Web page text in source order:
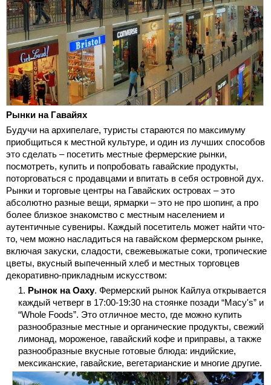
Рынки на Гавайях
Будучи на архипелаге, туристы стараются по максимуму
приобщиться к местной культуре, и один из лучших способов
это сделать – посетить местные фермерские рынки,
посмотреть, купить и попробовать гавайские продукты,
поторговаться с продавцами и впитать в себя островной дух.
Рынки и торговые центры на Гавайских островах – это
абсолютно разные вещи, ярмарки – это не про шопинг, а про
более близкое знакомство с местным населением и
аутентичные сувениры. Каждый посетитель может найти что-
то, чем можно насладиться на гавайском фермерском рынке,
включая закуски, сладости, свежевыжатые соки, тропические
цветы, вкусный выпеченный хлеб и местных торговцев
декоративно-прикладным искусством:
Рынок на Оаху. Фермерский рынок Кайлуа открывается
каждый четверг в 17:00-19:30 на стоянке позади “Macy's” и
“Whole Foods”. Это отличное место, где можно купить
разнообразные местные и органические продукты, свежий
лимонад, мороженое, гавайский кофе и приправы, а также
разнообразные вкусные готовые блюда: индийские,
мексиканские, гавайские, вегетарианские и многие другие.